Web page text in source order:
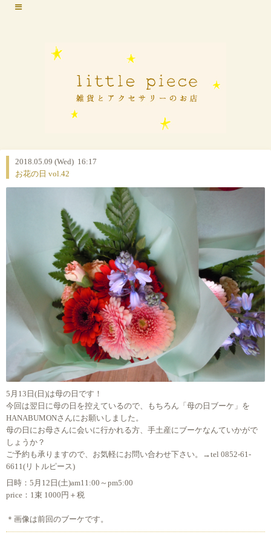
2018.05.09 (Wed) 16:17
お花の日 vol.42
5月13日(日)は母の日です！
今回は翌日に母の日を控えているので、もちろん「母の日ブーケ」を
HANABUMONさんにお願いしました。
母の日にお母さんに会いに行かれる方、手土産にブーケなんていかがで
しょうか？
ご予約も承りますので、お気軽にお問い合わせ下さい。→tel 0852-61-
6611(リトルピース)
日時：5月12日(土)am11:00～pm5:00
price：1束 1000円＋税
＊画像は前回のブーケです。